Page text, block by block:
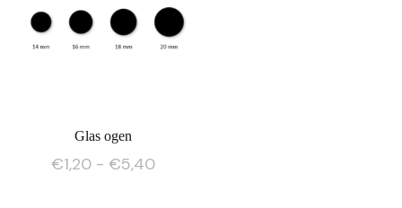
Glas ogen
€1,20 - €5,40Prijsklasse: